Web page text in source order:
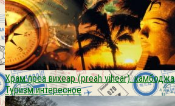
Храм преа вихеар (preah vihear). камбоджа
Туризм интересное